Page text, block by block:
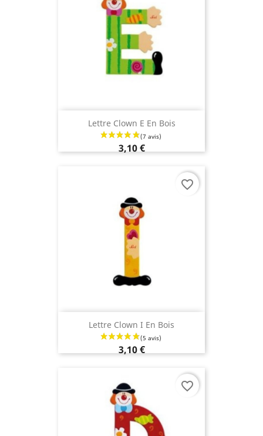
Lettre Clown E En Bois
3,10 €
Lettre Clown I En Bois
3,10 €
favorite_border
favorite_border